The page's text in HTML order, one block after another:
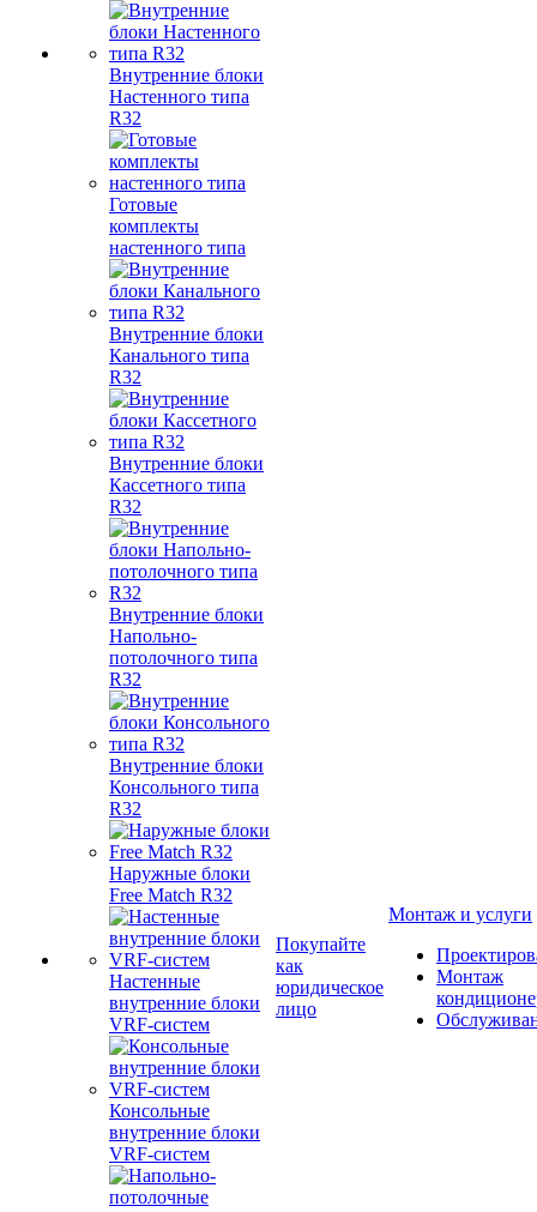
Внутренние блоки
Настенного типа
R32
Готовые
комплекты
настенного типа
Внутренние блоки
Канального типа
R32
Внутренние блоки
Кассетного типа
R32
Внутренние блоки
Напольно-
потолочного типа
R32
Внутренние блоки
Консольного типа
R32
Наружные блоки
Free Match R32
Настенные
внутренние блоки
VRF-систем
Консольные
внутренние блоки
VRF-систем
Покупайте
как
юридическое
лицо
Монтаж и услуги
Монтаж